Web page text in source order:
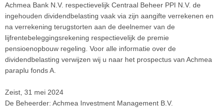
Achmea Bank N.V. respectievelijk Centraal Beheer PPI N.V. de
ingehouden dividendbelasting vaak via zijn aangifte verrekenen en
na verrekening terugstorten aan de deelnemer van de
lijfrentebeleggingsrekening respectievelijk de premie
pensioenopbouw regeling. Voor alle informatie over de
dividendbelasting verwijzen wij u naar het prospectus van Achmea
paraplu fonds A.
Zeist, 31 mei 2024
De Beheerder: Achmea Investment Management B.V.